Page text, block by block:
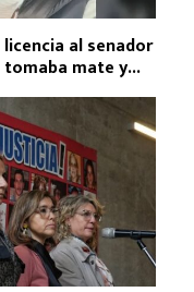
al senador
tomaba mate y...